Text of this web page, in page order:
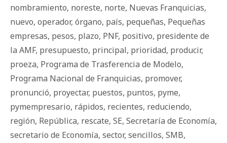
nombramiento, noreste, norte, Nuevas Franquicias,
nuevo, operador, órgano, país, pequeñas, Pequeñas
empresas, pesos, plazo, PNF, positivo, presidente de
la AMF, presupuesto, principal, prioridad, producir,
proeza, Programa de Trasferencia de Modelo,
Programa Nacional de Franquicias, promover,
pronunció, proyectar, puestos, puntos, pyme,
pymempresario, rápidos, recientes, reduciendo,
región, República, rescate, SE, Secretaría de Economía,
secretario de Economía, sector, sencillos, SMB,